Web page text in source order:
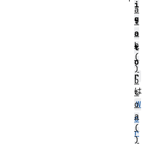
i
g
a
t
o
r
は
W
o
r
a
t
o
b
(
)
b
t
o
a
(
)